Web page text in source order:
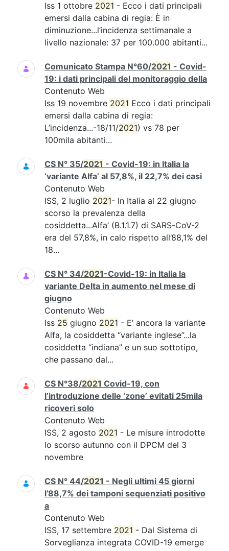
Iss 1 ottobre 2021 - Ecco i dati principali
emersi dalla cabina di regia: È in
diminuzione...l’incidenza settimanale a
livello nazionale: 37 per 100.000 abitanti...
Comunicato Stampa N°60/2021 - Covid-
19: i dati principali del monitoraggio della
Contenuto Web
Iss 19 novembre 2021 Ecco i dati principali
emersi dalla cabina di regia:
L’incidenza...-18/11/2021) vs 78 per
100mila abitanti...
CS N° 35/2021 - Covid-19: in Italia la
‘variante Alfa’ al 57,8%, il 22,7% dei casi
Contenuto Web
ISS, 2 luglio 2021- In Italia al 22 giugno
scorso la prevalenza della
cosiddetta...Alfa’ (B.1.1.7) di SARS-CoV-2
era del 57,8%, in calo rispetto all’88,1% del
18...
CS N° 34/2021-Covid-19: in Italia la
variante Delta in aumento nel mese di
giugno
Contenuto Web
Iss 25 giugno 2021 - E’ ancora la variante
Alfa, la cosiddetta “variante inglese”...la
cosiddetta “indiana” e un suo sottotipo,
che passano dal...
CS N°38/2021 Covid-19, con
l’introduzione delle ‘zone’ evitati 25mila
ricoveri solo
Contenuto Web
ISS, 2 agosto 2021 - Le misure introdotte
lo scorso autunno con il DPCM del 3
novembre
CS N° 44/2021 - Negli ultimi 45 giorni
l’88,7% dei tamponi sequenziati positivo
a
Contenuto Web
ISS, 17 settembre 2021 - Dal Sistema di
Sorveglianza integrata COVID-19 emerge